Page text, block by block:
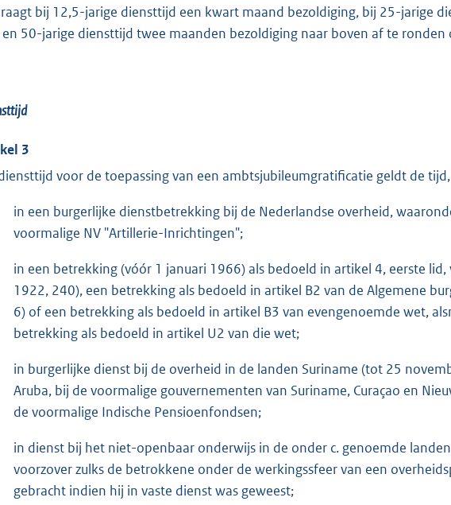
bij 12,5-jarige diensttijd een kwart maand bezoldiging, bij 25-jarige
50-jarige diensttijd twee maanden bezoldiging naar boven af te ronden
3
voor de toepassing van een ambtsjubileumgratificatie geldt de
in een burgerlijke dienstbetrekking bij de Nederlandse overheid,
voormalige NV "Artillerie-Inrichtingen";
in een betrekking (vóór 1 januari 1966) als bedoeld in artikel 4, eerste
1922, 240), een betrekking als bedoeld in artikel B2 van de Algemene
6) of een betrekking als bedoeld in artikel B3 van evengenoemde wet,
betrekking als bedoeld in artikel U2 van die wet;
in burgerlijke dienst bij de overheid in de landen Suriname (tot 25
Aruba, bij de voormalige gouvernementen van Suriname, Curaçao en
de voormalige Indische Pensioenfondsen;
in dienst bij het niet-openbaar onderwijs in de onder c. genoemde
voorzover zulks de betrokkene onder de werkingssfeer van een
gebracht indien hij in vaste dienst was geweest;